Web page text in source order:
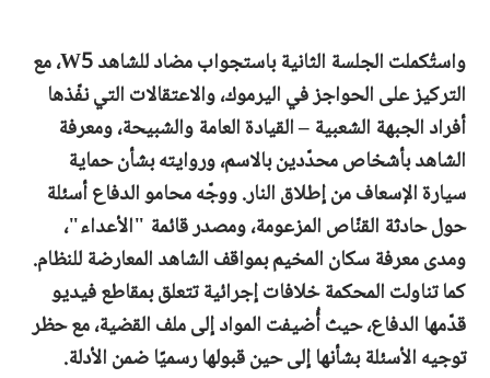
واستُكملت الجلسة الثانية باستجواب مضاد للشاهد W5، مع
التركيز على الحواجز في اليرموك، والاعتقالات التي نفّذها
أفراد الجبهة الشعبية – القيادة العامة والشبيحة، ومعرفة
الشاهد بأشخاص محدّدين بالاسم، وروايته بشأن حماية
سيارة الإسعاف من إطلاق النار. ووجّه محامو الدفاع أسئلة
حول حادثة القنّاص المزعومة، ومصدر قائمة "الأعداء"،
ومدى معرفة سكان المخيم بمواقف الشاهد المعارضة للنظام.
كما تناولت المحكمة خلافات إجرائية تتعلق بمقاطع فيديو
قدّمها الدفاع، حيث أُضيفت المواد إلى ملف القضية، مع حظر
توجيه الأسئلة بشأنها إلى حين قبولها رسميًا ضمن الأدلة.